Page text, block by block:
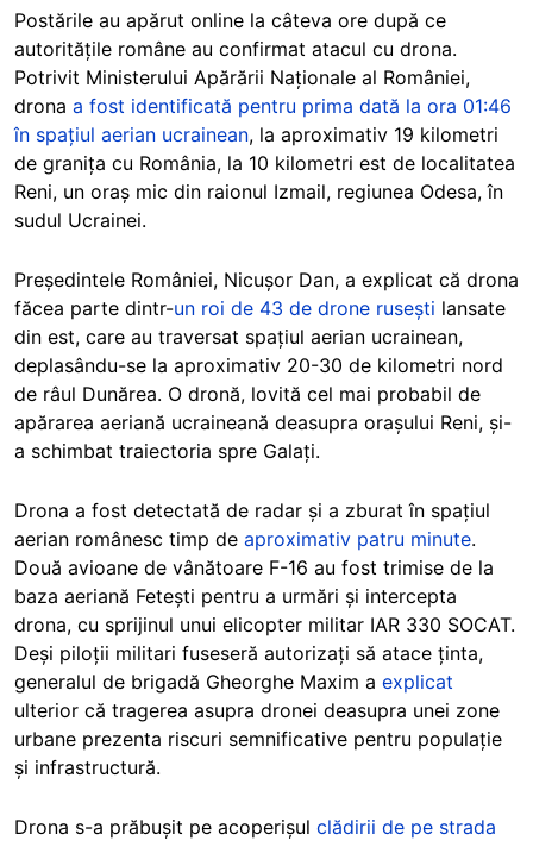
Postările au apărut online la câteva ore după ce
autoritățile române au confirmat atacul cu drona.
Potrivit Ministerului Apărării Naționale al României,
drona a fost identificată pentru prima dată la ora 01:46
în spațiul aerian ucrainean, la aproximativ 19 kilometri
de granița cu România, la 10 kilometri est de localitatea
Reni, un oraș mic din raionul Izmail, regiunea Odesa, în
sudul Ucrainei.
Președintele României, Nicușor Dan, a explicat că drona
făcea parte dintr-un roi de 43 de drone rusești lansate
din est, care au traversat spațiul aerian ucrainean,
deplasându-se la aproximativ 20-30 de kilometri nord
de râul Dunărea. O dronă, lovită cel mai probabil de
apărarea aeriană ucraineană deasupra orașului Reni, și-
a schimbat traiectoria spre Galați.
Drona a fost detectată de radar și a zburat în spațiul
aerian românesc timp de aproximativ patru minute.
Două avioane de vânătoare F-16 au fost trimise de la
baza aeriană Fetești pentru a urmări și intercepta
drona, cu sprijinul unui elicopter militar IAR 330 SOCAT.
Deși piloții militari fuseseră autorizați să atace ținta,
generalul de brigadă Gheorghe Maxim a explicat
ulterior că tragerea asupra dronei deasupra unei zone
urbane prezenta riscuri semnificative pentru populație
și infrastructură.
Drona s-a prăbușit pe acoperișul clădirii de pe strada